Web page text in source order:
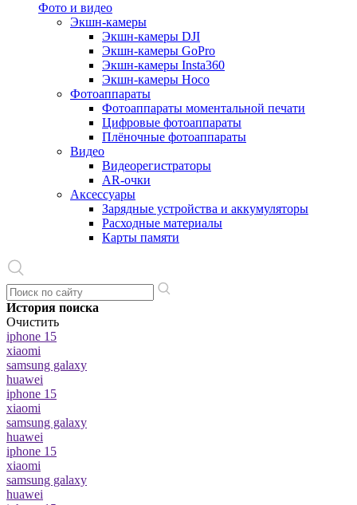
Фото и видео
Экшн-камеры
Экшн-камеры DJI
Экшн-камеры GoPro
Экшн-камеры Insta360
Экшн-камеры Hoco
Фотоаппараты
Фотоаппараты моментальной печати
Цифровые фотоаппараты
Плёночные фотоаппараты
Видео
Видеорегистраторы
AR-очки
Аксессуары
Зарядные устройства и аккумуляторы
Расходные материалы
Карты памяти
История поиска
Очистить
iphone 15
xiaomi
samsung galaxy
huawei
iphone 15
xiaomi
samsung galaxy
huawei
iphone 15
xiaomi
samsung galaxy
huawei